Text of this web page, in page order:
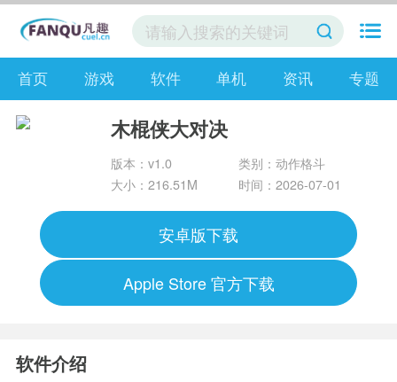
首页 游戏 软件 单机 资讯 专题
木棍侠大对决
版本：v1.0
类别：动作格斗
大小：216.51M
时间：2026-07-01
安卓版下载
Apple Store 官方下载
软件介绍